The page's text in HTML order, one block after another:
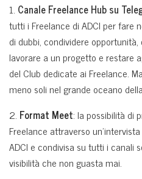
1. Canale Freelance Hub su
tutti i Freelance di ADCI per fare
di dubbi, condividere
lavorare a un progetto e restare
del Club dedicate ai Freelance.
meno soli nel grande oceano
2. Format Meet: la possibilità di
Freelance attraverso
ADCI e condivisa su tutti i canali
visibilità che non guasta mai.